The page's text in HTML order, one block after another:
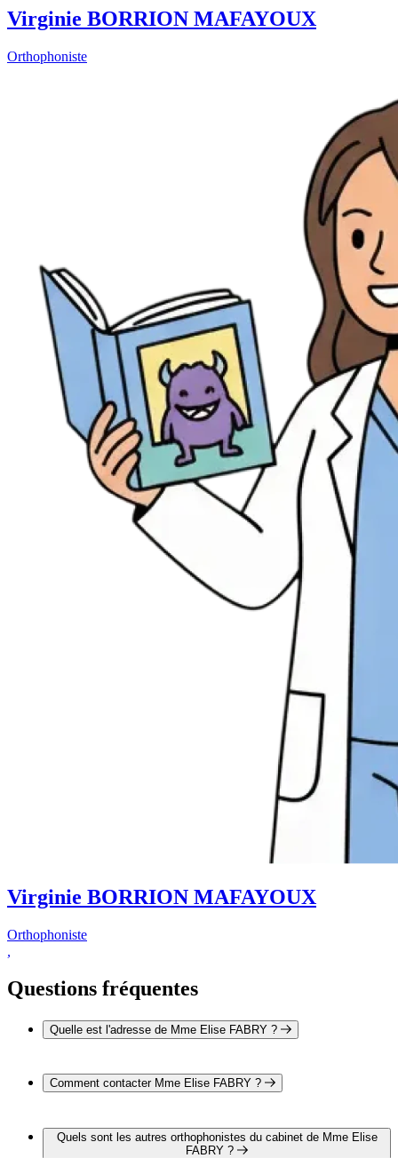
Virginie BORRION MAFAYOUX
Orthophoniste
Virginie BORRION MAFAYOUX
Orthophoniste
Questions fréquentes
Quelle est l'adresse de Mme Elise FABRY ?
21000 DIJON
Comment contacter Mme Elise FABRY ?
au 03 80 67 12 20 .
Quels sont les autres orthophonistes du cabinet de Mme Elise
FABRY ?